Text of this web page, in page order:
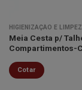
HIGIENIZAÇÃO E
Meia Cesta p/
Compartimentos-
Cotar